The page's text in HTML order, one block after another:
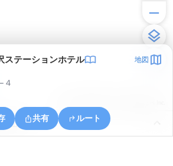
ステーションホテル 地図
４
共有 ルート
字山口